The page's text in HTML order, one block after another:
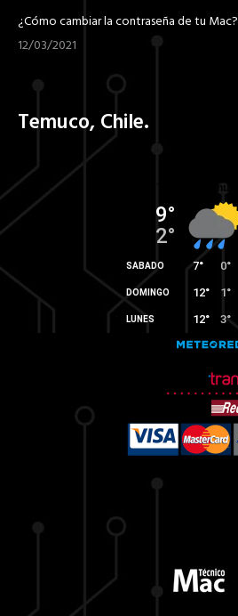
¿Cómo cambiar la contraseña de tu Mac?
12/03/2021
Temuco, Chile.